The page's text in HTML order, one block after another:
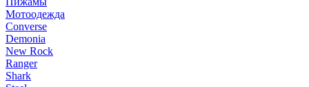
Мотоодежда
Converse
Demonia
New Rock
Ranger
Shark